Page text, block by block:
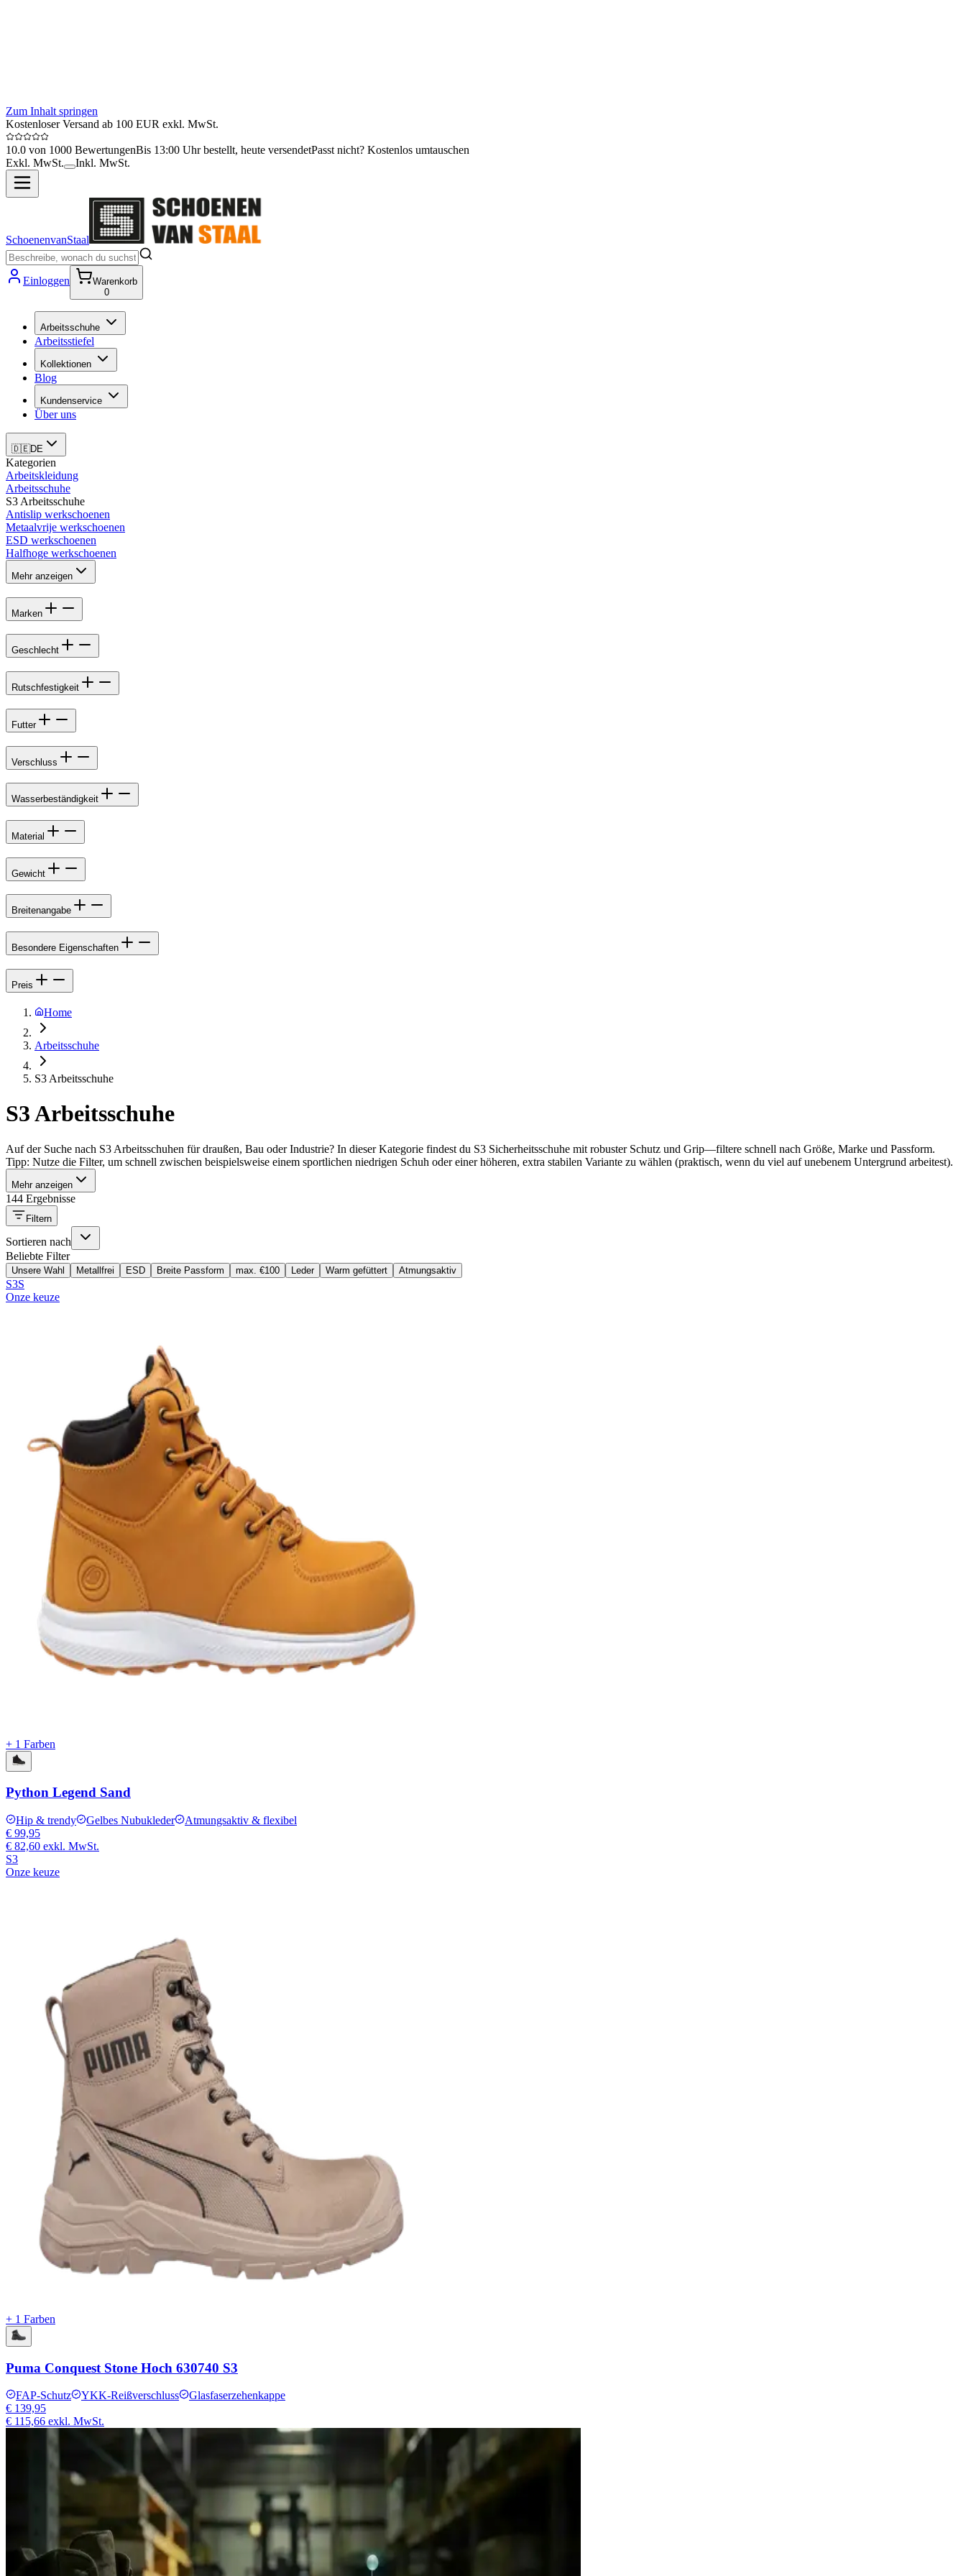
Zum Inhalt springen
Kostenloser Versand ab 100 EUR exkl. MwSt.
10.0 von 1000 BewertungenBis 13:00 Uhr bestellt, heute versendetPasst nicht? Kostenlos umtauschen
Exkl. MwSt.
Inkl. MwSt.
SchoenenvanStaal
Einloggen
Warenkorb
0
Arbeitsschuhe
Arbeitsstiefel
Kollektionen
Blog
Kundenservice
Über uns
🇩🇪DE
Kategorien
Arbeitskleidung
Arbeitsschuhe
S3 Arbeitsschuhe
Antislip werkschoenen
Metaalvrije werkschoenen
ESD werkschoenen
Halfhoge werkschoenen
Mehr anzeigen
Marken
Geschlecht
Rutschfestigkeit
Futter
Verschluss
Wasserbeständigkeit
Material
Gewicht
Breitenangabe
Besondere Eigenschaften
Preis
Home
Arbeitsschuhe
S3 Arbeitsschuhe
S3 Arbeitsschuhe
Auf der Suche nach S3 Arbeitsschuhen für draußen, Bau oder Industrie? In dieser Kategorie findest du S3 Sicherheitsschuhe mit robuster Schutz und Grip—filtere schnell nach Größe, Marke und Passform.
Tipp: Nutze die Filter, um schnell zwischen beispielsweise einem sportlichen niedrigen Schuh oder einer höheren, extra stabilen Variante zu wählen (praktisch, wenn du viel auf unebenem Untergrund arbeitest).
Mehr anzeigen
144 Ergebnisse
Filtern
Sortieren nach
Beliebte Filter
Unsere Wahl Metallfrei ESD Breite Passform max. €100 Leder Warm gefüttert Atmungsaktiv
S3S
Onze keuze
+ 1 Farben
Python Legend Sand
Hip & trendy Gelbes Nubukleder
Atmungsaktiv & flexibel
€ 99,95
€ 82,60 exkl. MwSt.
S3
Onze keuze
+ 1 Farben
Puma Conquest Stone Hoch 630740 S3
FAP-Schutz YKK-Reißverschluss
Glasfaserzehenkappe
€ 139,95
€ 115,66 exkl. MwSt.